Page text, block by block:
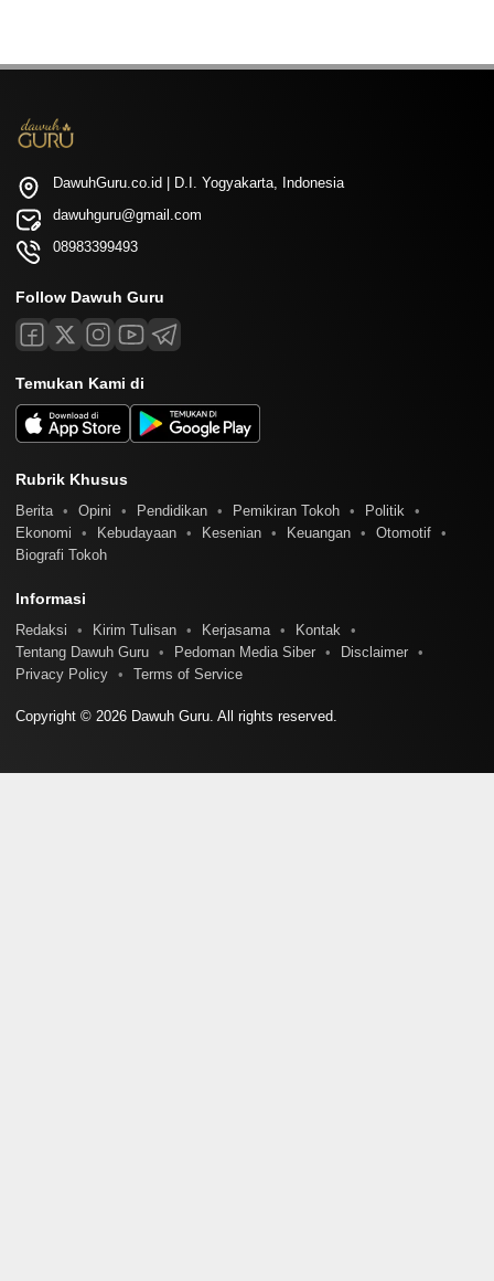
DawuhGuru.co.id | D.I. Yogyakarta, Indonesia
dawuhguru@gmail.com
08983399493
Follow Dawuh Guru
Temukan Kami di
Rubrik Khusus
Berita Opini Pendidikan Pemikiran Tokoh
Politik
Ekonomi
Kebudayaan Kesenian Keuangan
Otomotif
Biografi Tokoh
Informasi
Redaksi Kirim Tulisan Kerjasama
Kontak
Tentang Dawuh Guru
Pedoman Media Siber
Disclaimer
Privacy Policy
Terms of Service
Copyright © 2026 Dawuh Guru. All rights reserved.